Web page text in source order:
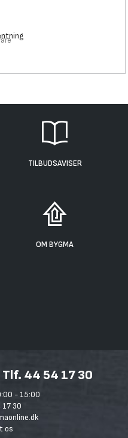
TILBUDSAVISER
OM BYGMA
Tlf. 44 54 17 30
- 15:00
30
os